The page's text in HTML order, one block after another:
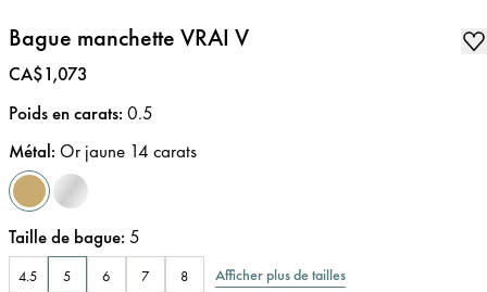
Bague manchette VRAI V
Prix:
CA$1,073
Poids en carats: 0.5
Métal: Or jaune 14 carats
Taille de bague: 5
4.5 5 6 7 8
Afficher plus de tailles